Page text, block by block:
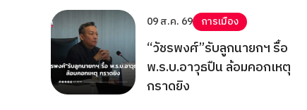
09 ส.ค. 69 การเมือง
“วัชรพงศ์”รับลูกนายกฯ รื้อ
พ.ร.บ.อาวุธปืน ล้อมคอกเหตุ
กราดยิง